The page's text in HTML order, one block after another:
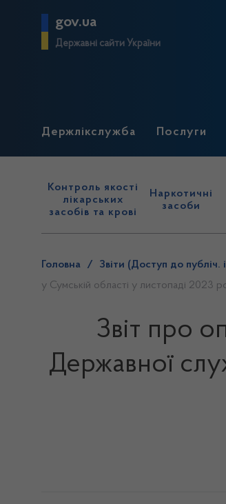
gov.ua
Державні сайти України
Держлікслужба Послуги
Контроль якості
лікарських
засобів та крові
Наркотичні
засоби
Головна / Звіти (Доступ до публіч.
у Сумській області у листопаді 2023
Звіт про
Державної